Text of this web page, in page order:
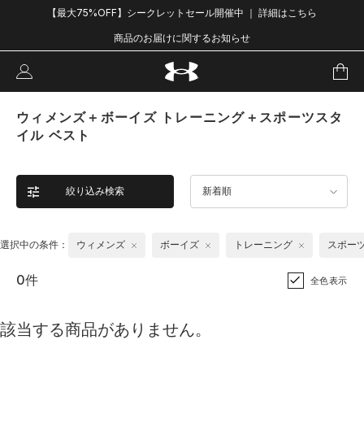
【最大75%OFF】シークレットセール開催中 ｜ 詳細はこちら
商品のお届けに関するお知らせ
ウィメンズ＋ボーイズ トレーニング＋スポーツスタ
イル ベスト
絞り込み検索 新着順
選択中の条件： ウィメンズ ボーイズ トレーニング スポー
0件 全色表示
該当する商品がありません。